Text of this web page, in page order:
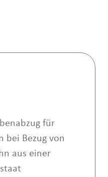
für
bei Bezug von
aus einer